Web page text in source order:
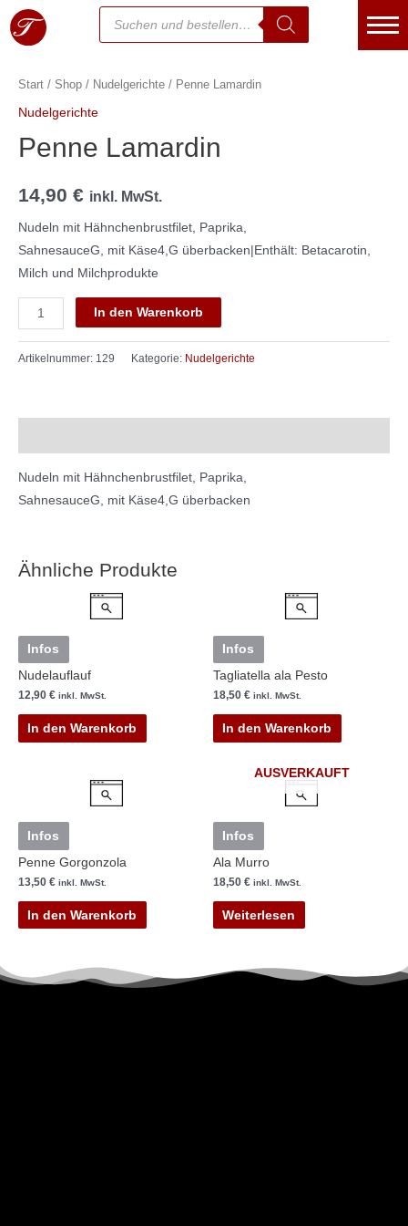
Essen bestellen
Warenkorb
Kontakt
Über uns
Jetzt Anrufen
Cookie-Einstellungen
Start / Shop / Nudelgerichte / Penne Lamardin
Nudelgerichte
Penne Lamardin
14,90 € inkl. MwSt.
Nudeln mit Hähnchenbrustfilet, Paprika,
SahnesauceG, mit Käse4,G überbacken|Enthält: Betacarotin,
Milch und Milchprodukte
In den Warenkorb
Artikelnummer: 129 Kategorie: Nudelgerichte
Nudeln mit Hähnchenbrustfilet, Paprika,
SahnesauceG, mit Käse4,G überbacken
Ähnliche Produkte
Infos
Nudelauflauf
12,90 € inkl. MwSt.
In den Warenkorb
Infos
Tagliatella ala Pesto
18,50 € inkl. MwSt.
In den Warenkorb
Infos
Penne Gorgonzola
13,50 € inkl. MwSt.
In den Warenkorb
AUSVERKAUFT
Infos
Ala Murro
18,50 € inkl. MwSt.
Weiterlesen